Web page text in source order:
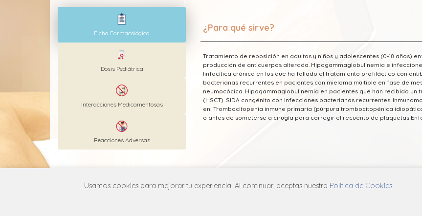
Ficha Farmacológica
Dosis Pediátrica
Interacciones Medicamentosas
Reacciones Adversas
¿Para qué sirve?
Tratamiento de reposición en adultos y niños y adolescentes (0-18 años)
producción de anticuerpos alterada. Hipogammaglobulinemia e
linfocítica crónica en los que ha fallado el tratamiento profiláctico con
bacterianas recurrentes en pacientes con mieloma múltiple en fase de
neumocócica. Hipogammaglobulinemia en pacientes que han recibido
(HSCT). SIDA congénito con infecciones bacterianas recurrentes.
en: Trombocitopenia inmune primaria (púrpura trombocitopénica
o antes de someterse a cirugía para corregir el recuento de plaquetas
Usamos cookies para mejorar tu experiencia. Al continuar, aceptas nuestra Política de Cookies.